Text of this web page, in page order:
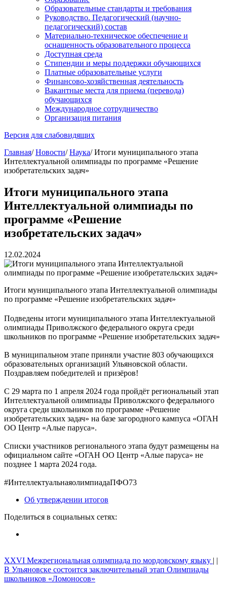
Образовательные стандарты и требования
Руководство. Педагогический (научно-
педагогический) состав
Материально-техническое обеспечение и
оснащенность образовательного процесса
Доступная среда
Стипендии и меры поддержки обучающихся
Платные образовательные услуги
Финансово-хозяйственная деятельность
Вакантные места для приема (перевода)
обучающихся
Международное сотрудничество
Организация питания
Версия для слабовидящих
Главная/ Новости/ Наука/ Итоги муниципального этапа
Интеллектуальной олимпиады по программе «Решение
изобретательских задач»
Итоги муниципального этапа
Интеллектуальной олимпиады по
программе «Решение
изобретательских задач»
12.02.2024
Итоги муниципального этапа Интеллектуальной олимпиады
по программе «Решение изобретательских задач»
Подведены итоги муниципального этапа Интеллектуальной
олимпиады Приволжского федерального округа среди
школьников по программе «Решение изобретательских задач»
В муниципальном этапе приняли участие 803 обучающихся
образовательных организаций Ульяновской области.
Поздравляем победителей и призёров!
С 29 марта по 1 апреля 2024 года пройдёт региональный этап
Интеллектуальной олимпиады Приволжского федерального
округа среди школьников по программе «Решение
изобретательских задач» на базе загородного кампуса «ОГАН
ОО Центр «Алые паруса».
Списки участников регионального этапа будут размещены на
официальном сайте «ОГАН ОО Центр «Алые паруса» не
позднее 1 марта 2024 года.
#ИнтеллектуальнаяолимпиадаПФО73
Об утверждении итогов
Поделиться в социальных сетях:
XXVI Межрегиональная олимпиада по мордовскому языку | |
В Ульяновске состоится заключительный этап Олимпиады
школьников «Ломоносов»